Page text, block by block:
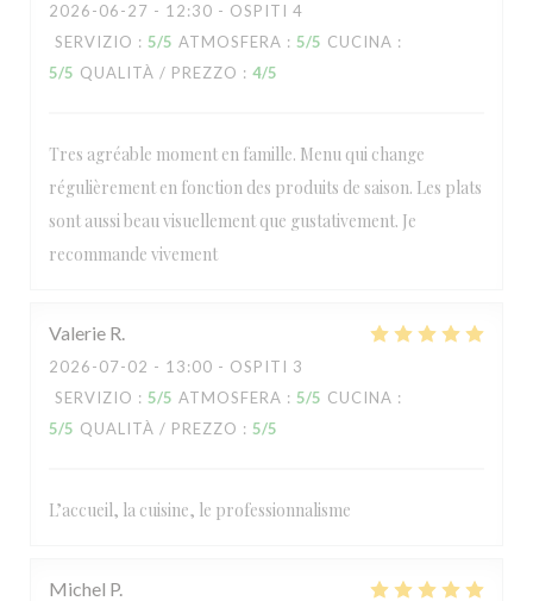
2026-06-27 - 12:30 - OSPITI 4
SERVIZIO : 5/5 ATMOSFERA : 5/5 CUCINA :
5/5 QUALITÀ / PREZZO : 4/5
Tres agréable moment en famille. Menu qui change
régulièrement en fonction des produits de saison. Les plats
sont aussi beau visuellement que gustativement. Je
recommande vivement
Valerie R
2026-07-02 - 13:00 - OSPITI 3
SERVIZIO : 5/5 ATMOSFERA : 5/5 CUCINA :
5/5 QUALITÀ / PREZZO : 5/5
L’accueil, la cuisine, le professionnalisme
Michel P